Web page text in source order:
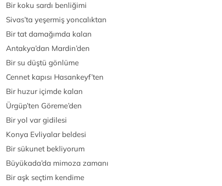
Bir koku sardı benliğimi
Sivas’ta yeşermiş yoncalıktan
Bir tat damağımda kalan
Antakya’dan Mardin’den
Bir su düştü gönlüme
Cennet kapısı Hasankeyf’ten
Bir huzur içimde kalan
Ürgüp’ten Göreme’den
Bir yol var gidilesi
Konya Evliyalar beldesi
Bir sükunet bekliyorum
Büyükada’da mimoza zamanı
Bir aşk seçtim kendime